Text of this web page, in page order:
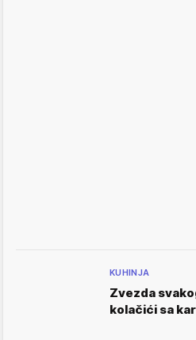
KUHINJA
Zvezda
kolačići sa